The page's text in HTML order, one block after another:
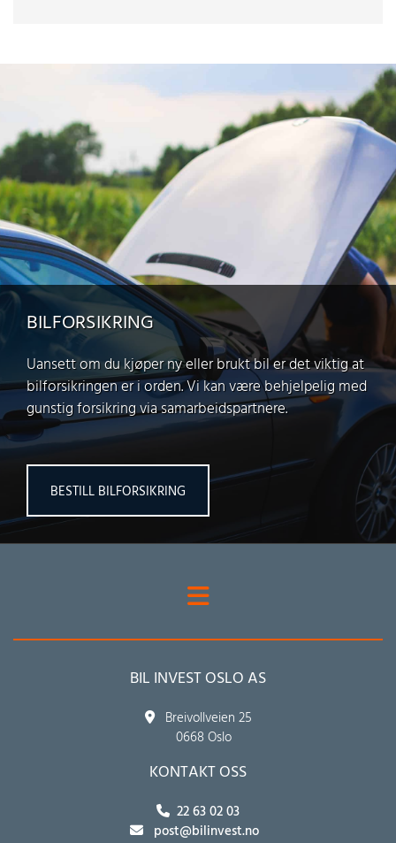
BILFORSIKRING
Uansett om du kjøper ny eller brukt bil er det viktig at
bilforsikringen er i orden. Vi kan være behjelpelig med
gunstig forsikring via samarbeidspartnere.
BESTILL BILFORSIKRING
BIL INVEST OSLO AS
Breivollveien 25
0668 Oslo
KONTAKT OSS
 22 63 02 03
 post@bilinvest.no